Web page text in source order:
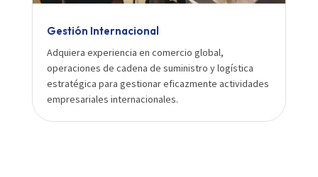
Gestión Internacional
Adquiera experiencia en comercio global,
operaciones de cadena de suministro y logística
estratégica para gestionar eficazmente actividades
empresariales internacionales.